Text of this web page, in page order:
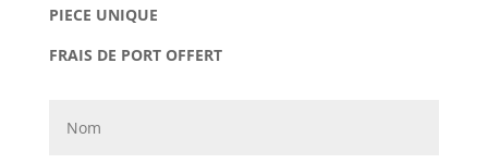
PIECE UNIQUE
FRAIS DE PORT OFFERT